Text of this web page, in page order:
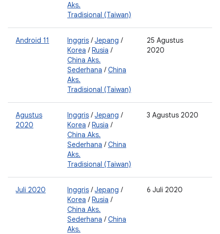
Aks.
Tradisional (Taiwan)
Android 11 Inggris /Jepang /
Korea /Rusia /
China Aks.
Sederhana /China
Aks.
Tradisional (Taiwan)
25 Agustus
2020
Agustus
2020
Inggris /Jepang /
Korea /Rusia /
China Aks.
Sederhana /China
Aks.
Tradisional (Taiwan)
3 Agustus 2020
Juli 2020 Inggris /Jepang /
Korea /Rusia /
China Aks.
Sederhana /China
Aks.
6 Juli 2020